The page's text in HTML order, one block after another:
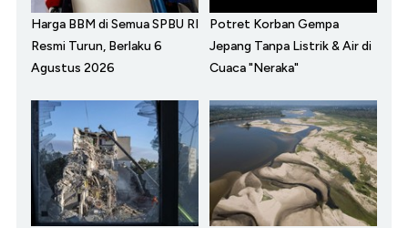
Harga BBM di Semua SPBU RI
Resmi Turun, Berlaku 6
Agustus 2026
Potret Korban Gempa
Jepang Tanpa Listrik & Air di
Cuaca "Neraka"